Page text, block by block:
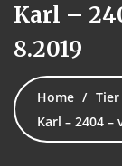
Karl –
8.2019
Home
Tier
Karl – 2404